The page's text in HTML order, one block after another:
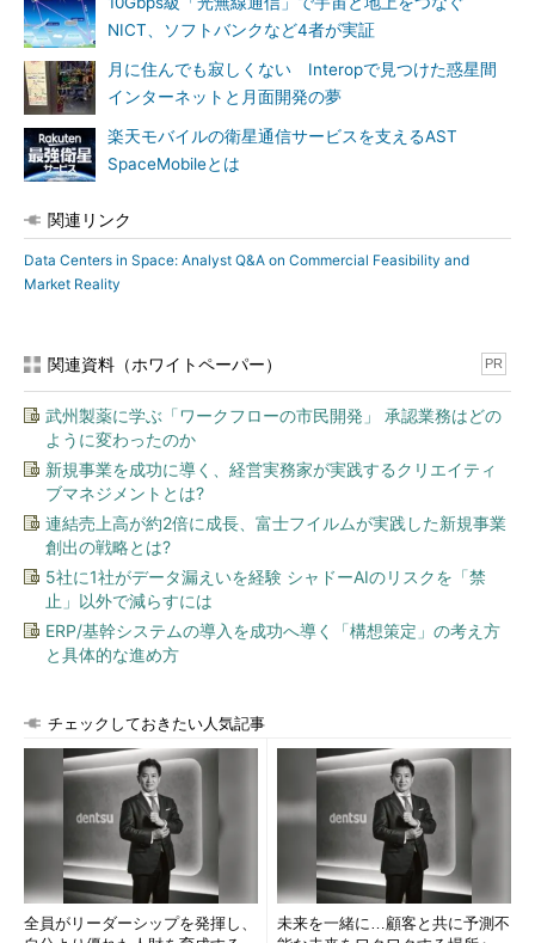
NICT、ソフトバンクなど4者が実証
月に住んでも寂しくない Interopで見つけた惑星間
インターネットと月面開発の夢
楽天モバイルの衛星通信サービスを支えるAST
SpaceMobileとは
関連リンク
Data Centers in Space: Analyst Q&A on Commercial Feasibility and
Market Reality
関連資料（ホワイトペーパー） PR
武州製薬に学ぶ「ワークフローの市民開発」 承認業務はどの
ように変わったのか
新規事業を成功に導く、経営実務家が実践するクリエイティ
ブマネジメントとは?
連結売上高が約2倍に成長、富士フイルムが実践した新規事業
創出の戦略とは?
5社に1社がデータ漏えいを経験 シャドーAIのリスクを「禁
止」以外で減らすには
ERP/基幹システムの導入を成功へ導く「構想策定」の考え方
と具体的な進め方
チェックしておきたい人気記事
全員がリーダーシップを発揮し、
未来を一緒に…顧客と共に予測不